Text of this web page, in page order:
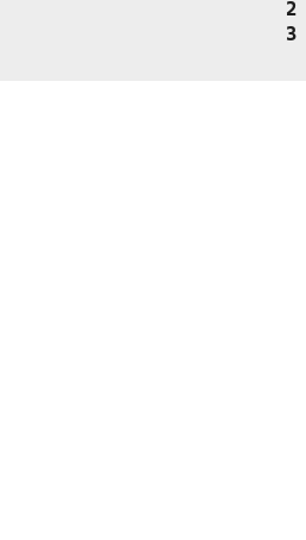
2
3